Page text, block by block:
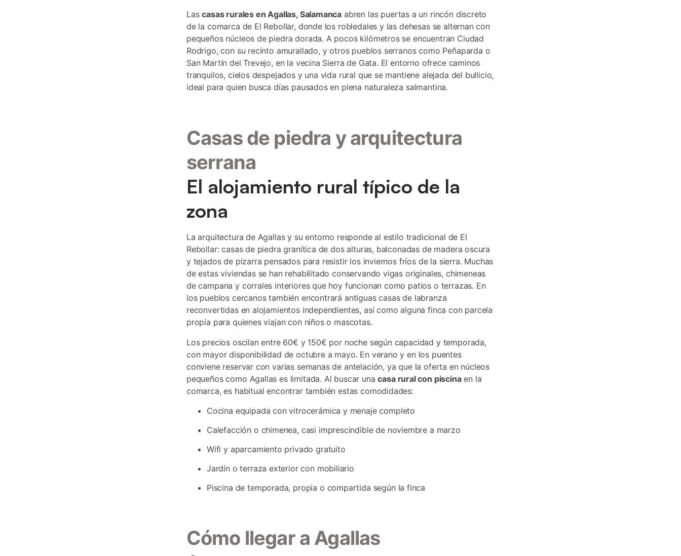
Lascasas rurales en Agallas, Salamanca abren las puertas a un rincón discreto
de la comarca de El Rebollar, donde los robledales y las dehesas se alternan con
pequeños núcleos de piedra dorada. A pocos kilómetros se encuentran Ciudad
Rodrigo, con su recinto amurallado, y otros pueblos serranos como Peñaparda o
San Martín del Trevejo, en la vecina Sierra de Gata. El entorno ofrece caminos
tranquilos, cielos despejados y una vida rural que se mantiene alejada del bullicio,
ideal para quien busca días pausados en plena naturaleza salmantina.
Casas de piedra y arquitectura
serrana
El alojamiento rural típico de la
zona
La arquitectura de Agallas y su entorno responde al estilo tradicional de El
Rebollar: casas de piedra granítica de dos alturas, balconadas de madera oscura
y tejados de pizarra pensados para resistir los inviernos fríos de la sierra. Muchas
de estas viviendas se han rehabilitado conservando vigas originales, chimeneas
de campana y corrales interiores que hoy funcionan como patios o terrazas. En
los pueblos cercanos también encontrará antiguas casas de labranza
reconvertidas en alojamientos independientes, así como alguna finca con parcela
propia para quienes viajan con niños o mascotas.
Los precios oscilan entre 60€ y 150€ por noche según capacidad y temporada,
con mayor disponibilidad de octubre a mayo. En verano y en los puentes
conviene reservar con varias semanas de antelación, ya que la oferta en núcleos
pequeños como Agallas es limitada. Al buscar unacasa rural con piscinaen la
comarca, es habitual encontrar también estas comodidades:
Cocina equipada con vitrocerámica y menaje completo
Calefacción o chimenea, casi imprescindible de noviembre a marzo
Wifi y aparcamiento privado gratuito
Jardín o terraza exterior con mobiliario
Piscina de temporada, propia o compartida según la finca
Cómo llegar a Agallas